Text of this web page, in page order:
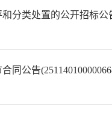
分类处置的公开招标公
同公告